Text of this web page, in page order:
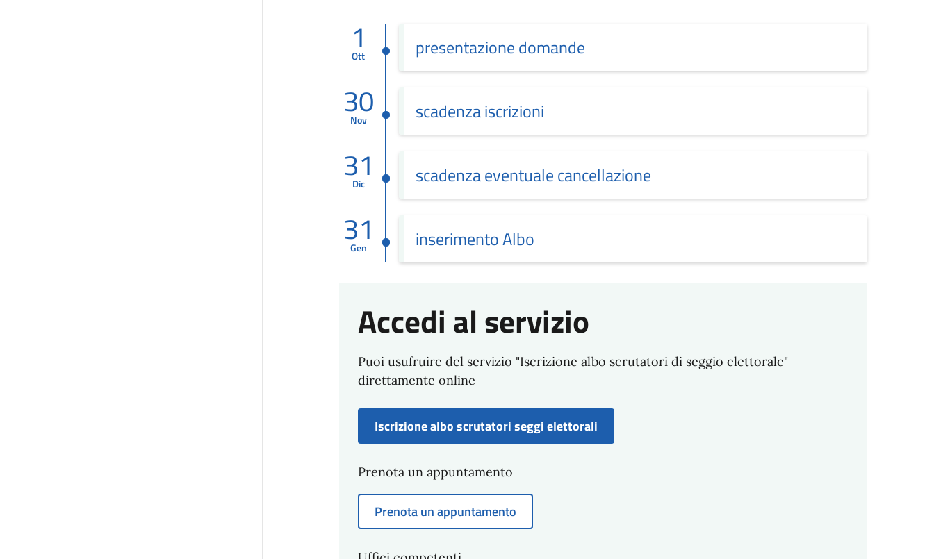
1
Ott presentazione domande
30
Nov scadenza iscrizioni
31
Dic scadenza eventuale cancellazione
31
Gen inserimento Albo
Accedi al servizio
Puoi usufruire del servizio "Iscrizione albo scrutatori di seggio elettorale"
direttamente online
Iscrizione albo scrutatori seggi elettorali
Prenota un appuntamento
Prenota un appuntamento